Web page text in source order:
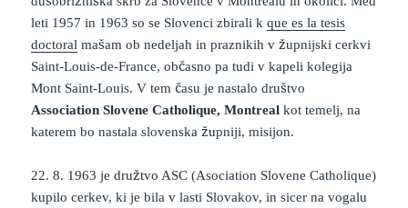
leti 1957 in 1963 so se Slovenci zbirali kque es la tesis
doctoral mašam ob nedeljah in praznikih v župnijski cerkvi
Saint-Louis-de-France, občasno pa tudi v kapeli kolegija
Mont Saint-Louis. V tem času je nastalo društvo
Association Slovene Catholique, Montreal kot temelj, na
katerem bo nastala slovenska župniji, misijon.
22. 8. 1963 je družtvo ASC (Asociation Slovene Catholique)
kupilo cerkev, ki je bila v lasti Slovakov, in sicer na vogalu